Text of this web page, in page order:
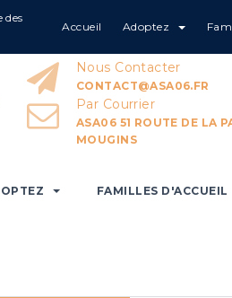
des
Accueil Adoptez
Nous Contacter
CONTACT@ASA06.FR
Par Courrier
ASA06 51 ROUTE DE LA
MOUGINS
FAMILLES D'ACCUEIL
stériliser son